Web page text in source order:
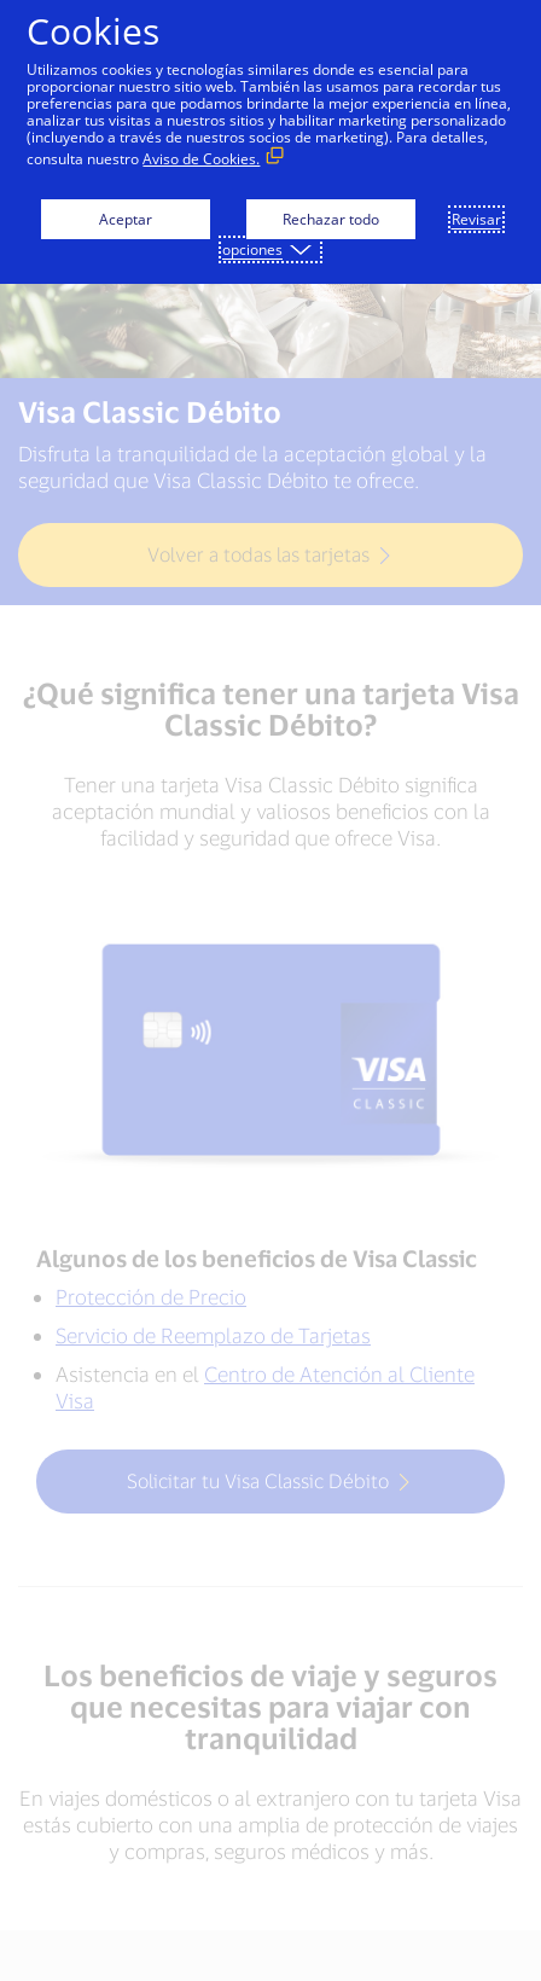
Visa Classic Débito
Disfruta la tranquilidad de la aceptación global y la
seguridad que Visa Classic Débito te ofrece.
Volver a todas las tarjetas
¿Qué significa tener una tarjeta Visa
Classic Débito?
Tener una tarjeta Visa Classic Débito significa
aceptación mundial y valiosos beneficios con la
facilidad y seguridad que ofrece Visa.
Algunos de los beneficios de Visa Classic
Protección de Precio
Servicio de Reemplazo de Tarjetas
Asistencia en el Centro de Atención al Cliente
Visa
Solicitar tu Visa Classic Débito
Los beneficios de viaje y seguros
que necesitas para viajar con
tranquilidad
En viajes domésticos o al extranjero con tu tarjeta Visa
estás cubierto con una amplia de protección de viajes
y compras, seguros médicos y más.
Cookies
Utilizamos cookies y tecnologías similares donde es esencial para
proporcionar nuestro sitio web. También las usamos para recordar tus
preferencias para que podamos brindarte la mejor experiencia en línea,
analizar tus visitas a nuestros sitios y habilitar marketing personalizado
(incluyendo a través de nuestros socios de marketing). Para detalles,
consulta nuestroAviso de Cookies.
Aceptar Rechazar todo
Revisar
opciones